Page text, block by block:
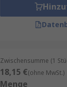
Zwischensumme (1
18,15 €(ohne MwSt.)
Menge